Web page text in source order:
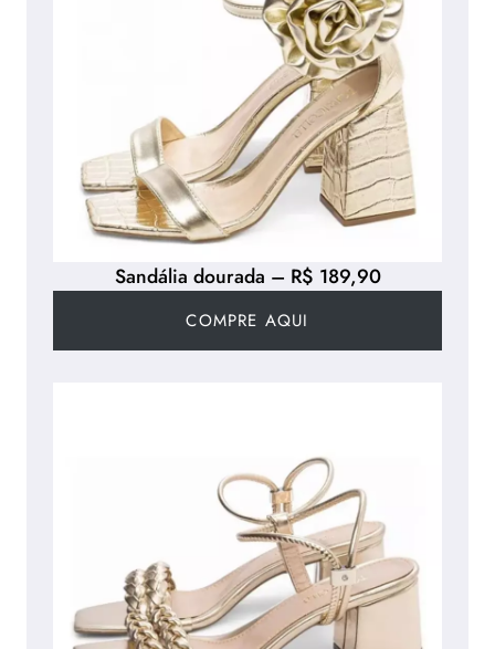
Sandália dourada – R$ 189,90
COMPRE AQUI